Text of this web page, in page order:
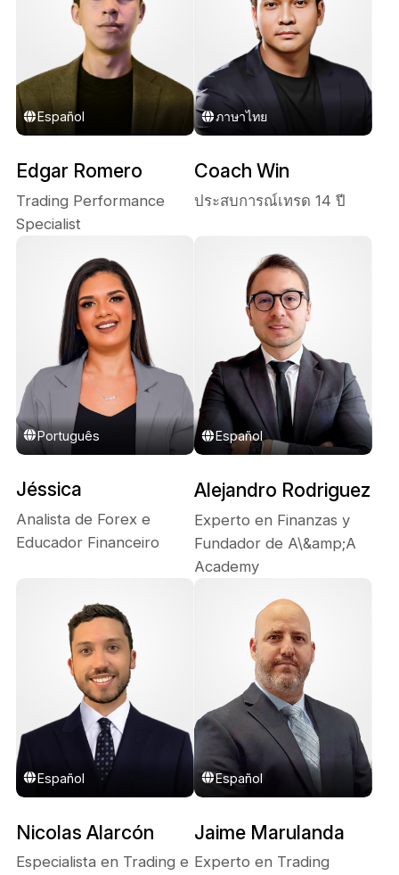
Español
Edgar Romero
Trading Performance
Specialist
ภาษาไทย
Coach Win
ประสบการณ์เทรด 14 ปี
Português
Jéssica
Analista de Forex e
Educador Financeiro
Español
Alejandro Rodriguez
Experto en Finanzas y
Fundador de A\&amp;A
Academy
Español
Nicolas Alarcón
Especialista en Trading e
Español
Jaime Marulanda
Experto en Trading